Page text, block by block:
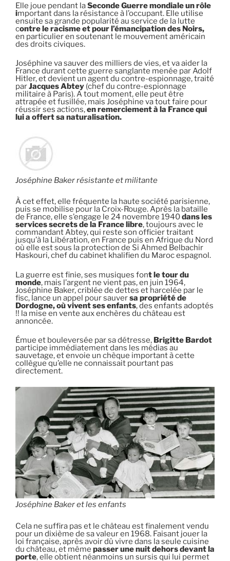
Elle joue pendant laSeconde Guerre mondiale un rôle
important dans la résistance à l’occupant. Elle utilise
ensuite sa grande popularité au service de la lutte
contre le racisme et pour l’émancipation des Noirs,
en particulier en soutenant le mouvement américain
des droits civiques.
Joséphine va sauver des milliers de vies, et va aider la
France durant cette guerre sanglante menée par Adolf
Hitler, et devient un agent du contre-espionnage, traité
parJacques Abtey (chef du contre-espionnage
militaire à Paris). A tout moment, elle peut être
attrapée et fusillée, mais Joséphine va tout faire pour
réussir ses actions,en remerciement à la France qui
lui a offert sa naturalisation.
Joséphine Baker résistante et militante
À cet effet, elle fréquente la haute société parisienne,
puis se mobilise pour la Croix-Rouge. Après la bataille
de France, elle s’engage le 24 novembre 1940dans les
services secrets de la France libre, toujours avec le
commandant Abtey, qui reste son officier traitant
jusqu’à la Libération, en France puis en Afrique du Nord
où elle est sous la protection de Si Ahmed Belbachir
Haskouri, chef du cabinet khalifien du Maroc espagnol.
La guerre est finie, ses musiques font le tour du
monde, mais l’argent ne vient pas, en juin 1964,
Joséphine Baker, criblée de dettes et harcelée par le
fisc, lance un appel pour sauversa propriété de
Dordogne, où vivent ses enfants, des enfants adoptés
!! la mise en vente aux enchères du château est
annoncée.
Émue et bouleversée par sa détresse, Brigitte Bardot
participe immédiatement dans les médias au
sauvetage, et envoie un chèque important à cette
collègue qu’elle ne connaissait pourtant pas
directement.
Joséphine Baker et les enfants
Cela ne suffira pas et le château est finalement vendu
pour un dixième de sa valeur en 1968. Faisant jouer la
loi française, après avoir dû vivre dans la seule cuisine
du château, et même passer une nuit dehors devant la
porte, elle obtient néanmoins un sursis qui lui permet